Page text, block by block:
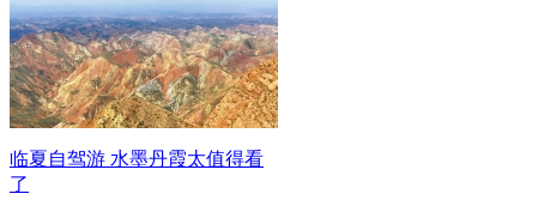
临夏自驾游 水墨丹霞太值得看
了